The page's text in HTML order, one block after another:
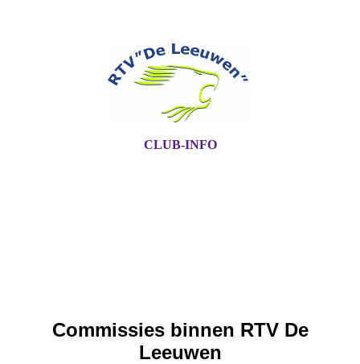
CLUB-INFO
Commissies binnen RTV De
Leeuwen